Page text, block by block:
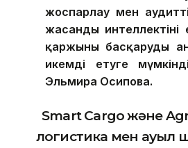
жоспарлау мен аудит
жасанды интеллектіні
қаржыны басқаруды
икемді етуге
Эльмира Осипова.
Smart Cargo және
логистика мен ауыл